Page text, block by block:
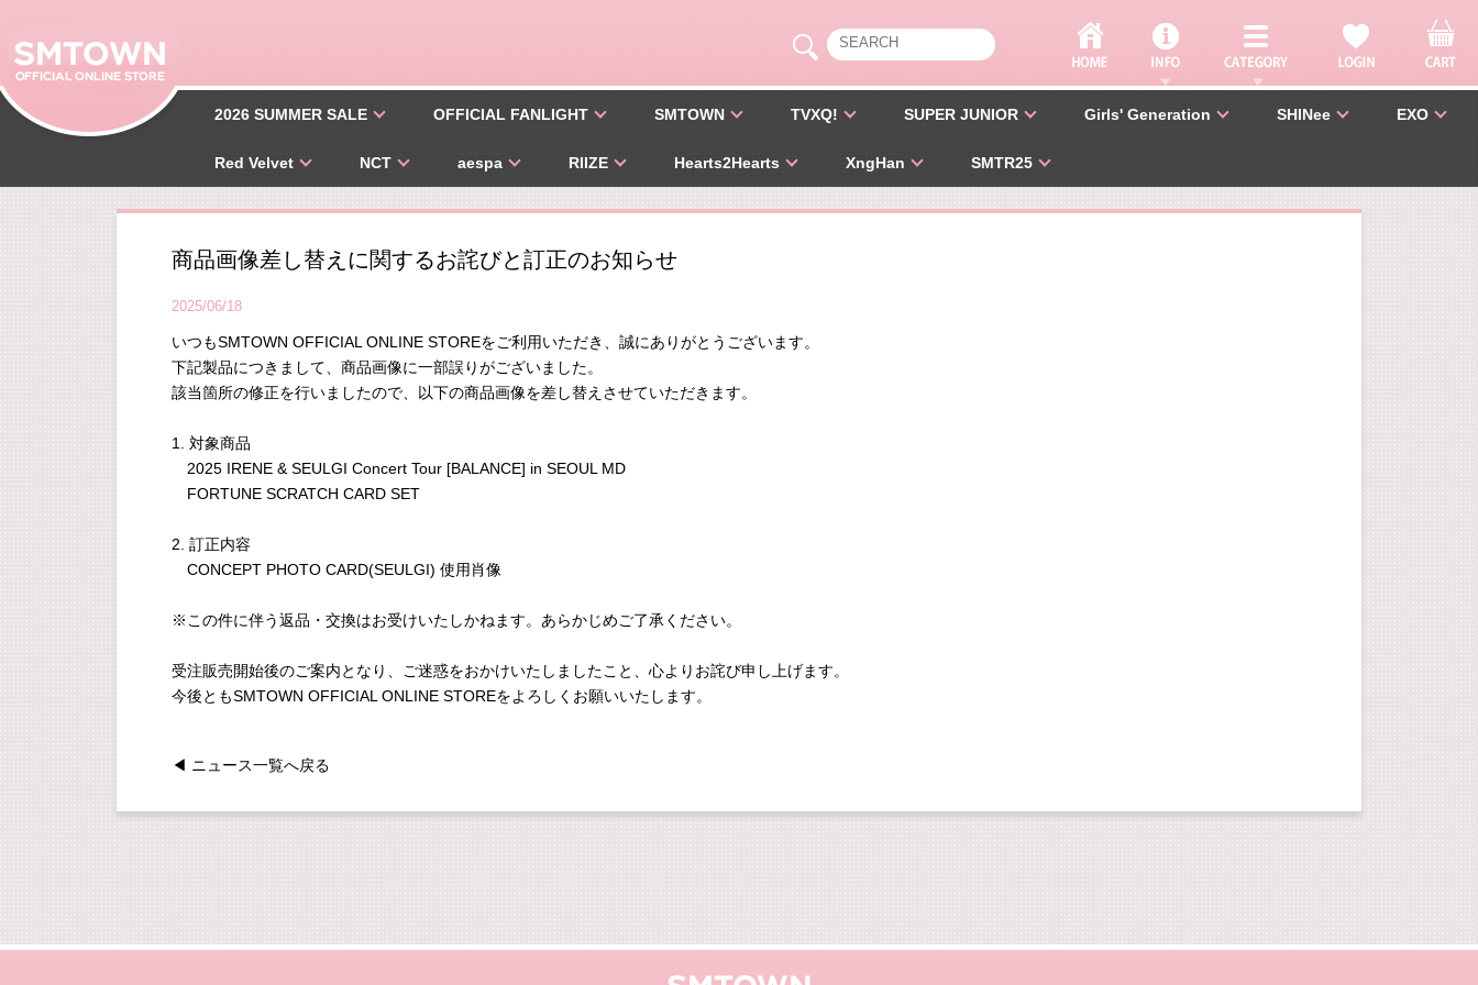
2026 SUMMER SALE OFFICIAL FANLIGHT SMTOWN TVXQ! SUPER JUNIOR Girls' Generation SHINee EXO
Red Velvet NCT aespa RIIZE Hearts2Hearts XngHan SMTR25
商品画像差し替えに関するお詫びと訂正のお知らせ
2025/06/18
いつもSMTOWN OFFICIAL ONLINE STOREをご利用いただき、誠にありがとうございます。
下記製品につきまして、商品画像に一部誤りがございました。
該当箇所の修正を行いましたので、以下の商品画像を差し替えさせていただきます。
1. 対象商品
2025 IRENE & SEULGI Concert Tour [BALANCE] in SEOUL MD
FORTUNE SCRATCH CARD SET
2. 訂正内容
CONCEPT PHOTO CARD(SEULGI) 使用肖像
※この件に伴う返品・交換はお受けいたしかねます。あらかじめご了承ください。
受注販売開始後のご案内となり、ご迷惑をおかけいたしましたこと、心よりお詫び申し上げます。
今後ともSMTOWN OFFICIAL ONLINE STOREをよろしくお願いいたします。
◀ ニュース一覧へ戻る